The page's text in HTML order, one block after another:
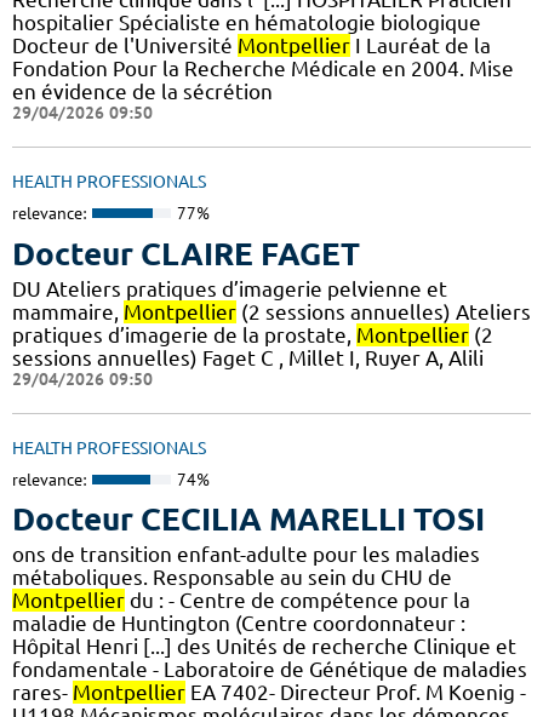
hospitalier Spécialiste en hématologie biologique
Docteur de l'Université Montpellier I Lauréat de la
Fondation Pour la Recherche Médicale en 2004. Mise
en évidence de la sécrétion
29/04/2026 09:50
HEALTH PROFESSIONALS
relevance: 77%
Docteur CLAIRE FAGET
DU Ateliers pratiques d’imagerie pelvienne et
mammaire, Montpellier (2 sessions annuelles) Ateliers
pratiques d’imagerie de la prostate, Montpellier (2
sessions annuelles) Faget C , Millet I, Ruyer A, Alili
29/04/2026 09:50
HEALTH PROFESSIONALS
relevance: 74%
Docteur CECILIA MARELLI TOSI
ons de transition enfant-adulte pour les maladies
métaboliques. Responsable au sein du CHU de
Montpellier du : - Centre de compétence pour la
maladie de Huntington (Centre coordonnateur :
Hôpital Henri [...] des Unités de recherche Clinique et
fondamentale - Laboratoire de Génétique de maladies
rares- Montpellier EA 7402- Directeur Prof. M Koenig -